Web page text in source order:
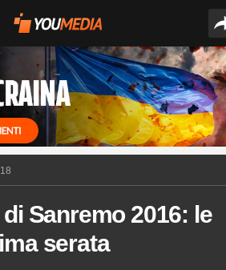
Sanremo 2016: le
serata